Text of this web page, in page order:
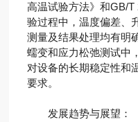
高温试验方法》和GB/
验过程中，温度偏差、
测量及结果处理均有明
蠕变和应力松弛测试中
对设备的长期稳定性和
要求。
发展趋势与展望：